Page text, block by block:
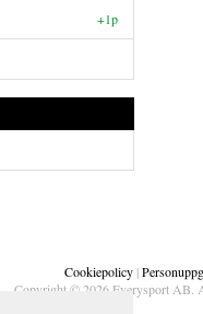
+1p
Cookiepolicy |
Copyright © 2026 Everysport AB.